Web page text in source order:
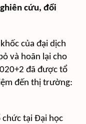
cứu, đổi
của đại dịch
và hoãn lại cho
đã được tổ
đến thị trường:
chức tại Đại học